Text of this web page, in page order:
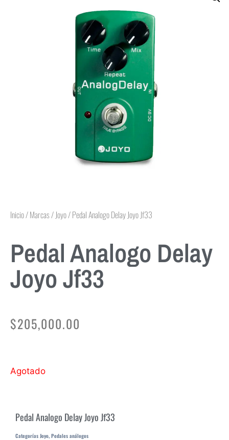
Inicio/Marcas/Joyo/ Pedal Analogo Delay Joyo Jf33
Pedal Analogo Delay
Joyo Jf33
$205,000.00
Agotado
Pedal Analogo Delay Joyo Jf33
Categorías Joyo, Pedales análogos